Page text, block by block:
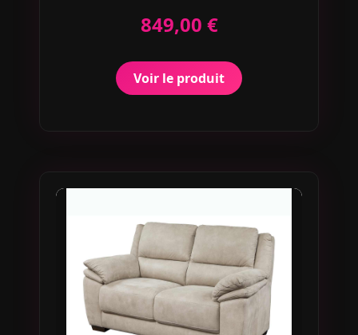
849,00 €
Voir le produit